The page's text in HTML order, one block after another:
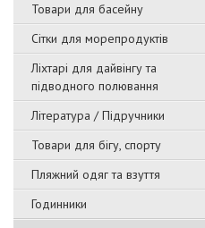
Товари для басейну
Сітки для морепродуктів
Ліхтарі для дайвінгу та
підводного полювання
Література / Підручники
Товари для бігу, спорту
Пляжний одяг та взуття
Годинники